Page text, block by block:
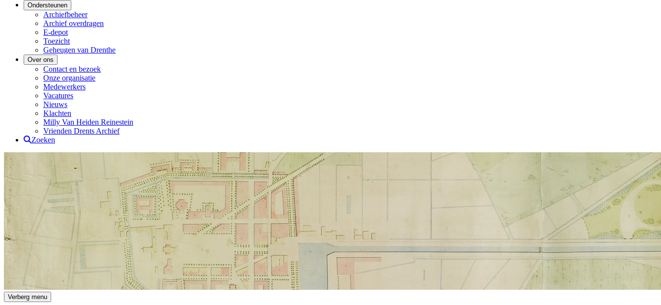
Ondersteunen
Archiefbeheer
Archief overdragen
E-depot
Toezicht
Geheugen van Drenthe
Over ons
Contact en bezoek
Onze organisatie
Medewerkers
Vacatures
Nieuws
Klachten
Milly Van Heiden Reinestein
Vrienden Drents Archief
Zoeken
Drents Archief
Verberg menu